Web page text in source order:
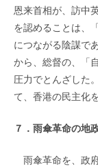
恩来首相が、訪中
を認めることは、
につながる陰謀で
から、総督の、「
圧力でとんざした
て、香港の民主化
７．雨傘革命の地
雨傘革命を、政